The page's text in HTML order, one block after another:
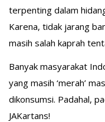
terpenting dalam
Karena, tidak jarang
masih salah kaprah
Banyak masyarakat
yang masih ‘merah’
dikonsumsi. Padahal,
JAKartans!